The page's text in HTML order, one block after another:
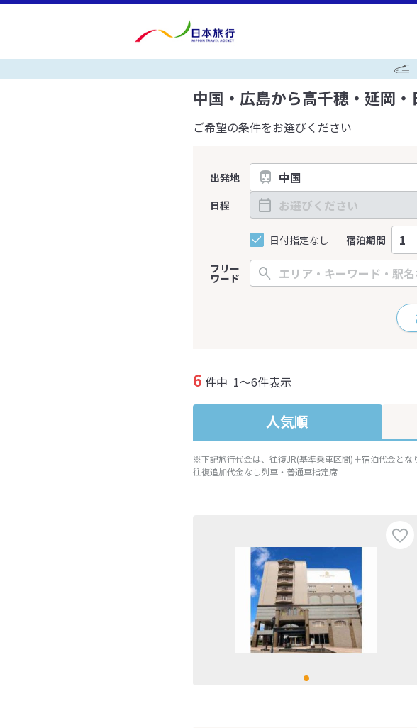
中国・広島から高千穂・延岡
ご希望の条件をお選びください
出発地
日程
日付指定なし 宿泊期間
フリー
ワード
6 件中 1～6件表示
人気順
※下記旅行代金は、往復JR(基準乗車区間)＋宿泊代金とな
往復追加代金なし列車・普通車指定席